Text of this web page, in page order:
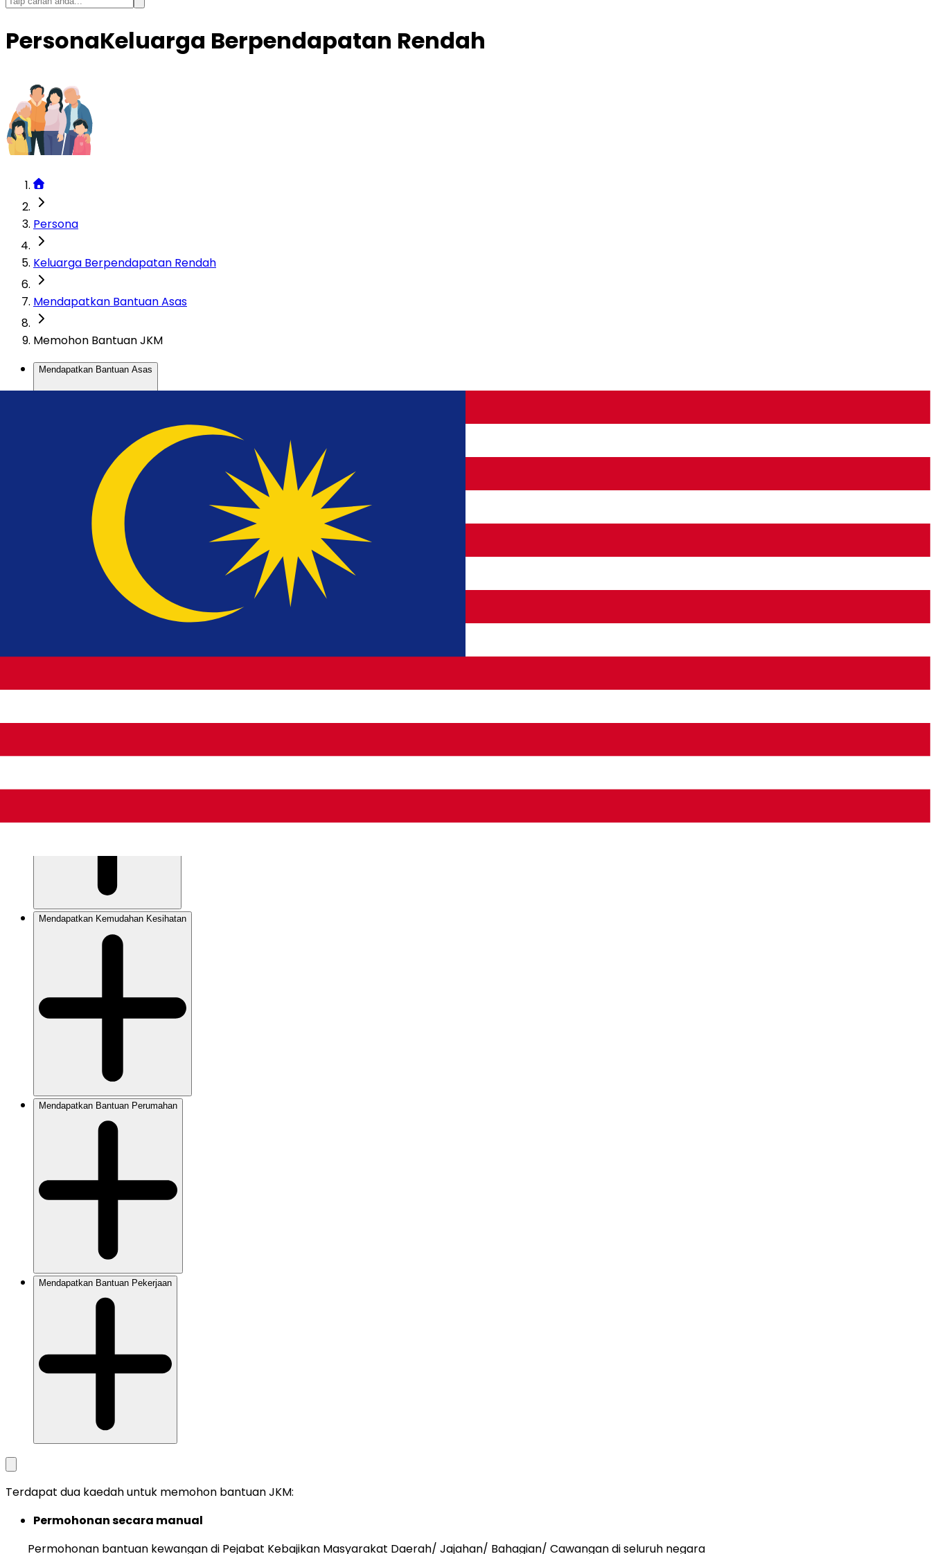
PersonaKeluarga Berpendapatan Rendah
Persona
Keluarga Berpendapatan Rendah
Mendapatkan Bantuan Asas
Memohon Bantuan JKM
Mendapatkan Bantuan Asas
Sistem Pangkalan Data Kemiskinan Nasional (eKasih)
Peranan NACCOL
Portal Ihsan MADANI
Sumbangan Asas Rahmah (SARA)
Sumbangan Tunai Rahmah (STR)
Bantuan Am Persekutuan (BA)
Bantuan Kanak-kanak (BKK)
Bantuan Anak Pelihara (BAP)
Penerima Zakat
Senarai Agensi Bantuan Zakat Negeri
Mendapatkan Kemudahan Kesihatan
Mendapatkan Bantuan Perumahan
Mendapatkan Bantuan Pekerjaan
Terdapat dua kaedah untuk memohon bantuan JKM:
Permohonan secara manual
Permohonan bantuan kewangan di Pejabat Kebajikan Masyarakat Daerah/ Jajahan/ Bahagian/ Cawangan di seluruh negara